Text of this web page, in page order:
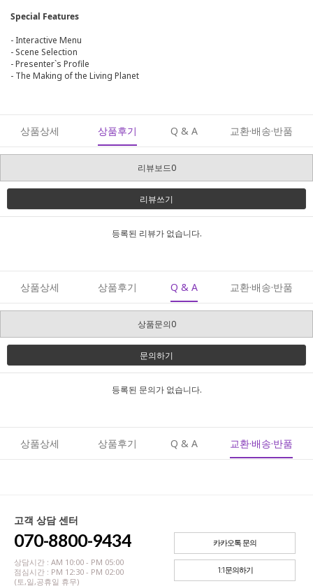
Special Features
- Interactive Menu
- Scene Selection
- Presenter`s Profile
- The Making of the Living Planet
상품상세 상품후기 Q & A 교환·배송·반품
리뷰보드0
리뷰쓰기
등록된 리뷰가 없습니다.
상품상세 상품후기 Q & A 교환·배송·반품
상품문의0
문의하기
등록된 문의가 없습니다.
상품상세 상품후기 Q & A 교환·배송·반품
고객 상담 센터
070-8800-9434
상담시간 : AM 10:00 - PM 05:00
점심시간 : PM 12:30 - PM 02:00
(토,일,공휴일 휴무)
카카오톡 문의
1:1문의하기